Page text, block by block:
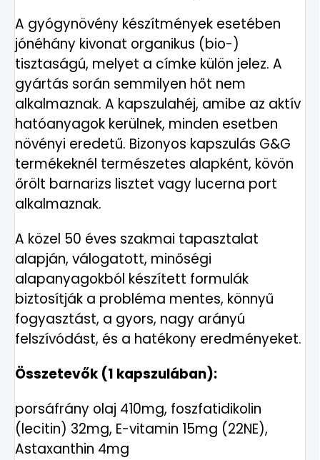
A gyógynövény készítmények esetében
jónéhány kivonat organikus (bio-)
tisztaságú, melyet a címke külön jelez. A
gyártás során semmilyen hőt nem
alkalmaznak. A kapszulahéj, amibe az aktív
hatóanyagok kerülnek, minden esetben
növényi eredetű. Bizonyos kapszulás G&G
termékeknél természetes alapként, kövön
őrölt barnarizs lisztet vagy lucerna port
alkalmaznak.
A közel 50 éves szakmai tapasztalat
alapján, válogatott, minőségi
alapanyagokból készített formulák
biztosítják a probléma mentes, könnyű
fogyasztást, a gyors, nagy arányú
felszívódást, és a hatékony eredményeket.
Összetevők (1 kapszulában):
porsáfrány olaj 410mg, foszfatidikolin
(lecitin) 32mg, E-vitamin 15mg (22NE),
Astaxanthin 4mg